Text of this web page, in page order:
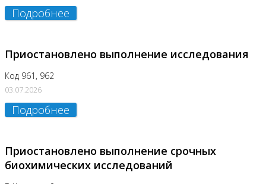
Подробнее
Приостановлено выполнение исследования
Код 961, 962
03.07.2026
Подробнее
Приостановлено выполнение срочных
биохимических исследований